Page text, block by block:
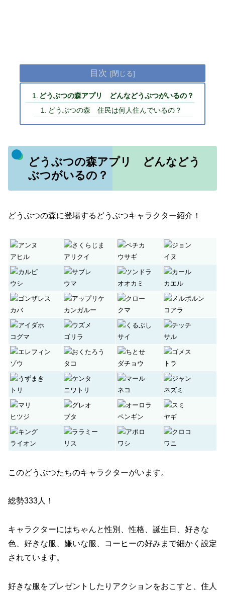
目次
どうぶつの森アプリ どんなどうぶつがいるの？
どうぶつの森 住民は何人住んでいるの？
どうぶつの森アプリ どんなどう
ぶつがいるの？
どうぶつの森に登場するどうぶつキャラクター紹介！
アヒル アリクイ ウサギ イヌ
ウシ ウマ オオカミ カエル
カバ カンガルー クマ コアラ
コグマ ゴリラ サイ サル
ゾウ タコ ダチョウ トラ
トリ ニワトリ ネコ ネズミ
ヒツジ ブタ ペンギン ヤギ
ライオン リス ワシ ワニ
このどうぶつたちのキャラクターがいます。
総勢333人！
キャラクターにはちゃんと性別、性格、誕生日、好きな
色、好きな服、嫌いな服、コーヒーの好みまで細かく設定
されています。
好きな服をプレゼントしたりアクションをおこすと、住人